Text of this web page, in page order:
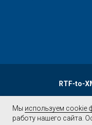
Мы используем cookie
работу нашего сайта.
Мы используем cookie
работу нашего сайта.
RTF-to-